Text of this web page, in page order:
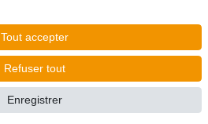
Tout accepter
Refuser tout
Enregistrer